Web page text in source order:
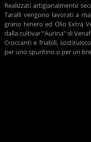
Realizzati artigianalmente
Taralli vengono lavorati a
grano tenero ed Olio Extra
dalla cultivar “Aurina” di
Croccanti e friabili,
per uno spuntino o per un